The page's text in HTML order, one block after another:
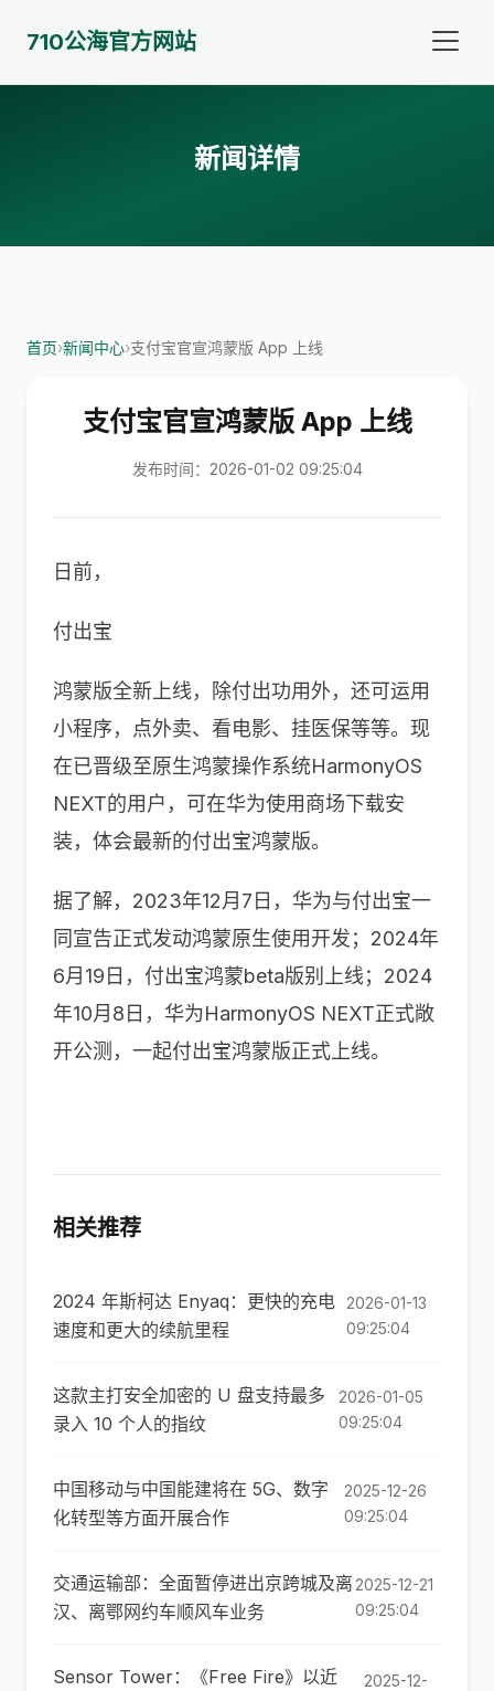
710公海官方网站
新闻详情
首页›新闻中心›支付宝官宣鸿蒙版 App 上线
支付宝官宣鸿蒙版 App 上线
发布时间：2026-01-02 09:25:04
日前，
付出宝
鸿蒙版全新上线，除付出功用外，还可运用
小程序，点外卖、看电影、挂医保等等。现
在已晋级至原生鸿蒙操作系统HarmonyOS
NEXT的用户，可在华为使用商场下载安
装，体会最新的付出宝鸿蒙版。
据了解，2023年12月7日，华为与付出宝一
同宣告正式发动鸿蒙原生使用开发；2024年
6月19日，付出宝鸿蒙beta版别上线；2024
年10月8日，华为HarmonyOS NEXT正式敞
开公测，一起付出宝鸿蒙版正式上线。
相关推荐
2024 年斯柯达 Enyaq：更快的充电
速度和更大的续航里程
2026-01-13
09:25:04
这款主打安全加密的 U 盘支持最多
录入 10 个人的指纹
2026-01-05
09:25:04
中国移动与中国能建将在 5G、数字
化转型等方面开展合作
2025-12-26
09:25:04
交通运输部：全面暂停进出京跨城及离
汉、离鄂网约车顺风车业务
2025-12-21
09:25:04
Sensor Tower：《Free Fire》以近
2025-12-